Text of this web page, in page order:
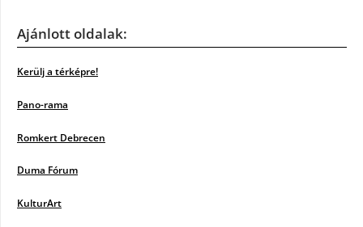
Ajánlott oldalak:
Kerülj a térképre!
Pano-rama
Romkert Debrecen
Duma Fórum
KulturArt